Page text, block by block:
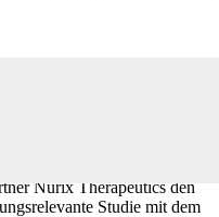
Nurix Therapeutics den
Studie mit dem